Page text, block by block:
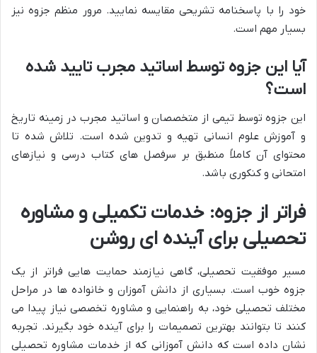
خود را با پاسخنامه تشریحی مقایسه نمایید. مرور منظم جزوه نیز
بسیار مهم است.
آیا این جزوه توسط اساتید مجرب تایید شده
است؟
این جزوه توسط تیمی از متخصصان و اساتید مجرب در زمینه تاریخ
و آموزش علوم انسانی تهیه و تدوین شده است. تلاش شده تا
محتوای آن کاملاً منطبق بر سرفصل های کتاب درسی و نیازهای
امتحانی و کنکوری باشد.
فراتر از جزوه: خدمات تکمیلی و مشاوره
تحصیلی برای آینده ای روشن
مسیر موفقیت تحصیلی، گاهی نیازمند حمایت هایی فراتر از یک
جزوه خوب است. بسیاری از دانش آموزان و خانواده ها در مراحل
مختلف تحصیلی خود، به راهنمایی و مشاوره تخصصی نیاز پیدا می
کنند تا بتوانند بهترین تصمیمات را برای آینده خود بگیرند. تجربه
نشان داده است که دانش آموزانی که از خدمات مشاوره تحصیلی